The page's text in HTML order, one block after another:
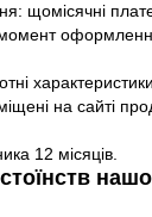
щомісячні
на сайті
12 місяців.